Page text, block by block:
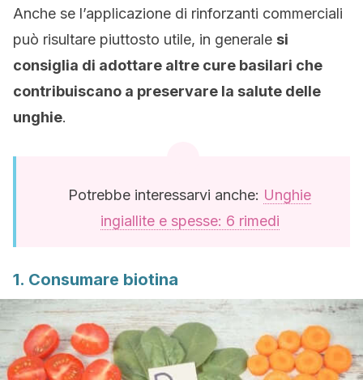
Anche se l’applicazione di rinforzanti commerciali
può risultare piuttosto utile, in generale si
consiglia di adottare altre cure basilari che
contribuiscano a preservare la salute delle
unghie.
Potrebbe interessarvi anche: Unghie
ingiallite e spesse: 6 rimedi
1. Consumare biotina